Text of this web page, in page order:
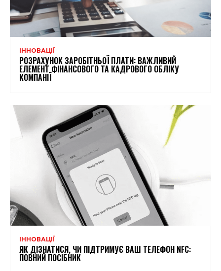
ІННОВАЦІЇ
РОЗРАХУНОК ЗАРОБІТНЬОЇ ПЛАТИ: ВАЖЛИВИЙ
ЕЛЕМЕНТ ФІНАНСОВОГО ТА КАДРОВОГО ОБЛІКУ
КОМПАНІЇ
ІННОВАЦІЇ
ЯК ДІЗНАТИСЯ, ЧИ ПІДТРИМУЄ ВАШ ТЕЛЕФОН NFC:
ПОВНИЙ ПОСІБНИК